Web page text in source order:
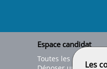
Espace candidat
Toutes les offres
Les